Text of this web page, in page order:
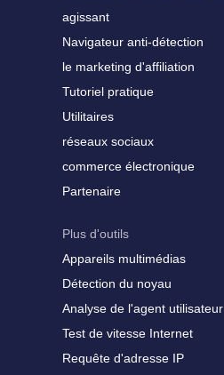
agissant
Navigateur anti-détection
le marketing d'affiliation
Tutoriel pratique
Utilitaires
réseaux sociaux
commerce électronique
Partenaire
Plus d'outils
Appareils multimédias
Détection du noyau
Analyse de l'agent utilisateur
Test de vitesse Internet
Requête d'adresse IP